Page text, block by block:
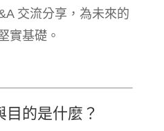
交流分享，為未來的
實基礎。
目的是什麼？